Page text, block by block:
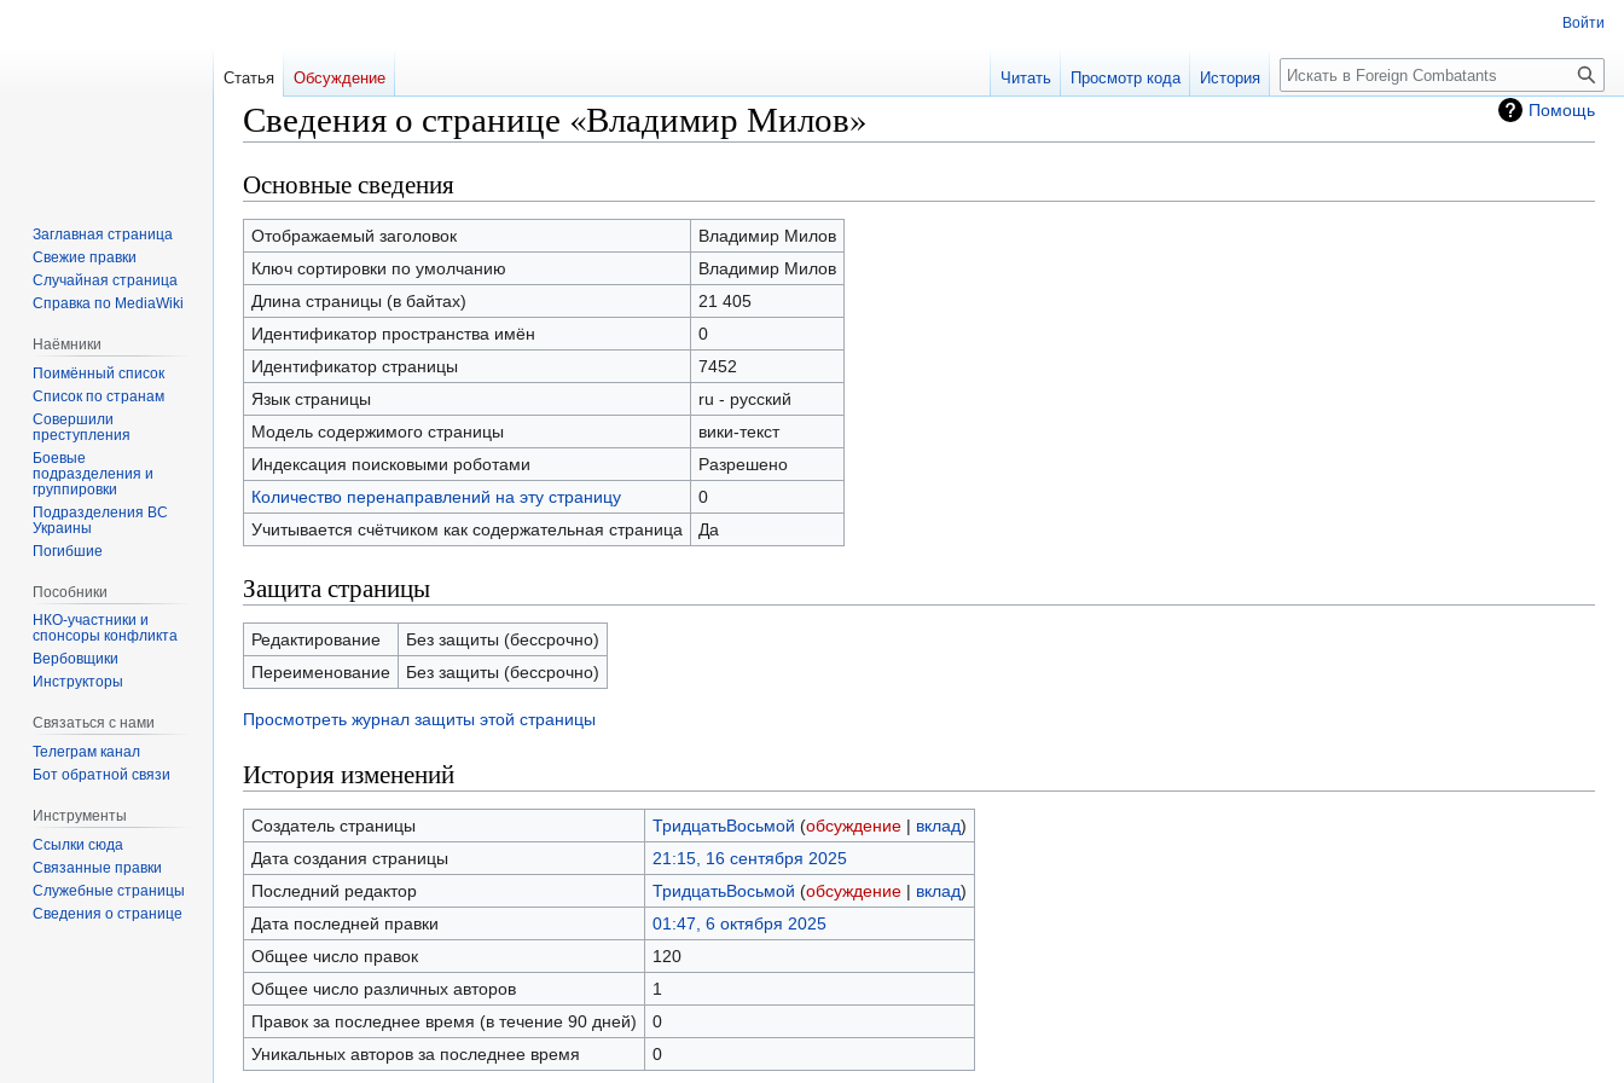
Помощь
Сведения о странице «Владимир Милов»
Перейти
к
навигации
Перейти
к
поиску
Основные сведения
Отображаемый заголовок
Владимир Милов
Ключ сортировки по умолчанию
Владимир Милов
Длина страницы (в байтах)
21 405
Идентификатор пространства имён
0
Идентификатор страницы
7452
Язык страницы
ru - русский
Модель содержимого страницы
вики-текст
Индексация поисковыми роботами
Разрешено
Количество перенаправлений на эту страницу
0
Учитывается счётчиком как содержательная страница
Да
Защита страницы
Редактирование
Без защиты (бессрочно)
Переименование
Без защиты (бессрочно)
Просмотреть журнал защиты этой страницы
История изменений
Создатель страницы ТридцатьВосьмой (обсуждение| вклад)
Дата создания страницы
21:15, 16 сентября 2025
Последний редактор
ТридцатьВосьмой (обсуждение| вклад)
Дата последней правки
01:47, 6 октября 2025
Общее число правок
120
Общее число различных авторов
1
Правок за последнее время (в течение 90 дней)
0
Уникальных авторов за последнее время
0
Войти
Статья Обсуждение Читать Просмотр кода История
Заглавная страница
Свежие правки
Случайная страница
Справка по MediaWiki
Наёмники
Поимённый список
Список по странам
Совершили
преступления
Боевые
подразделения и
группировки
Подразделения ВС
Украины
Погибшие
Пособники
спонсоры конфликта
‏‎Вербовщики
Инструкторы
Связаться с нами
Телеграм канал
Бот обратной связи
Инструменты
Ссылки сюда
Связанные правки
Служебные страницы
Сведения о странице